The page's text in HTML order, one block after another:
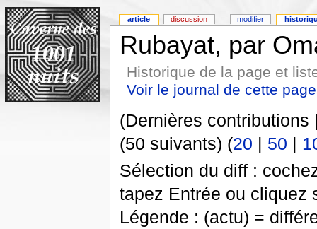
Rubayat, par
Historique de la page et
Voir le journal de cette page
(Dernières
(50 suivants) (20 | 50 |
Sélection du diff :
tapez Entrée ou cliquez
Légende : (actu) =
article discussion modifier